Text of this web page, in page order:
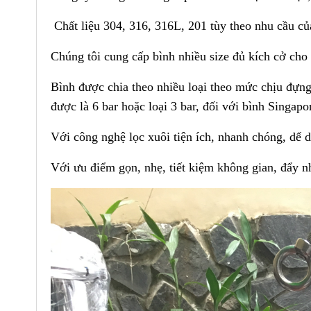
Chất liệu 304, 316, 316L, 201 tùy theo nhu cầu
Chúng tôi cung cấp bình nhiều size đủ kích cở
Bình được chia theo nhiều loại theo mức chịu
được là 6 bar hoặc loại 3 bar, đối với bình
Với công nghệ lọc xuôi tiện ích, nhanh chóng, dể
Với ưu điểm gọn, nhẹ, tiết kiệm không gian, đẩy